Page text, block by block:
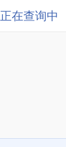
正在查询中